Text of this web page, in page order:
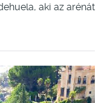
aki az arénát